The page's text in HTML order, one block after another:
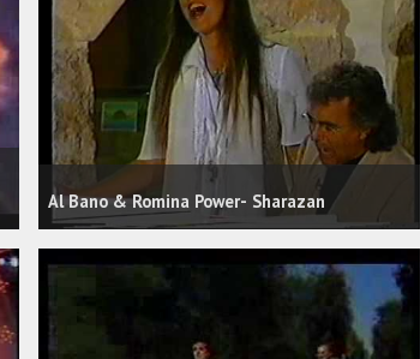
Al Bano & Romina Power- Sharazan